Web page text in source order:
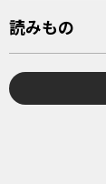
読みもの